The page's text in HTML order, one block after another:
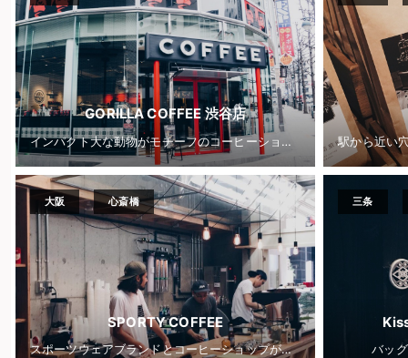
GORILLA COFFEE 渋谷店
インパクト大な動物がモチーフのコーヒーショップ
大阪 心斎橋
SPORTY COFFEE
スポーツウェアブランドとコーヒーショップが同居するオープンな空間とコミュニティ
三条
バッ